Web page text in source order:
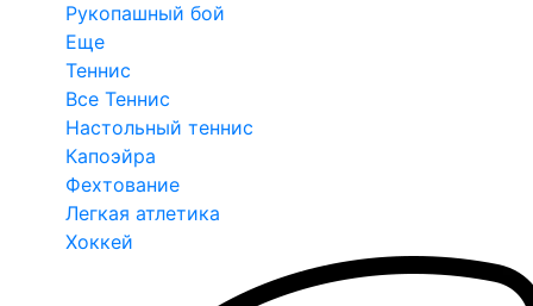
Рукопашный бой
Еще
Теннис
Все Теннис
Настольный теннис
Капоэйра
Фехтование
Легкая атлетика
Хоккей